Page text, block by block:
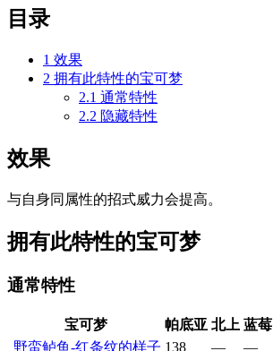
目录
1 效果
2 拥有此特性的宝可梦
2.1 通常特性
2.2 隐藏特性
效果
与自身同属性的招式威力会提高。
拥有此特性的宝可梦
通常特性
宝可梦 帕底亚 北上 蓝莓
野蛮鲈鱼-红条纹的样子 138 — —